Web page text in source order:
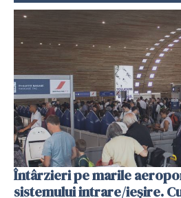
Întârzieri pe marile
sistemului intrare/ieșire.